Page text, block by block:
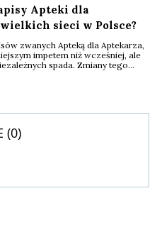
Apteki dla
sieci w Polsce?
zwanych Apteką dla Aptekarza,
impetem niż wcześniej, ale
spada. Zmiany tego
(0)